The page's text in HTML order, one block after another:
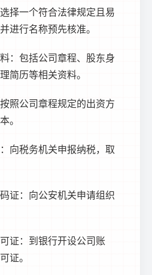
择一个符合法律规定且易
进行名称预先核准。
：包括公司章程、股东身
简历等相关资料。
照公司章程规定的出资方
。
向税务机关申报纳税，取
证：向公安机关申请组织
证：到银行开设公司账
证。